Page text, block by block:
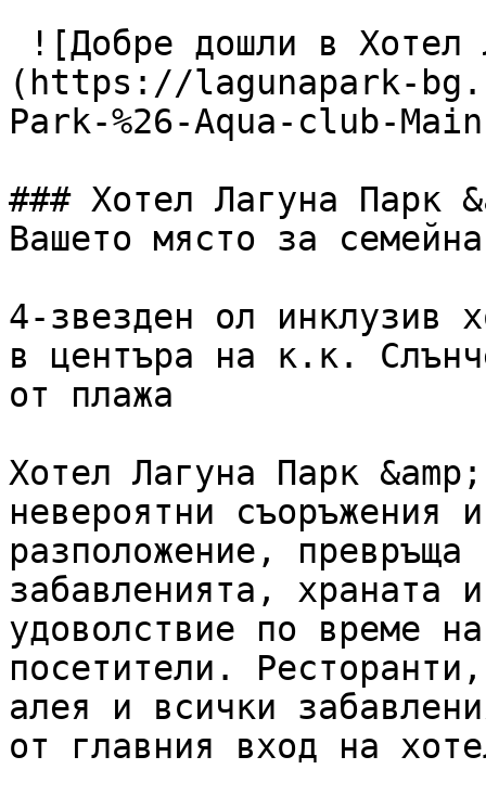
(https://lagunapark-
Park-%26-Aqua-club-
### Хотел Лагуна Парк
Вашето място за
4-звезден ол инклузив
в центъра на к.к.
от плажа
Хотел Лагуна Парк
невероятни съоръжения
разположение,
забавленията, храната
удоволствие по време
посетители.
алея и всички
от главния вход на